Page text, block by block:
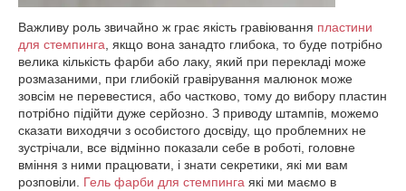
Важливу роль звичайно ж грає якість гравіювання пластини
для стемпинга, якщо вона занадто глибока, то буде потрібно
велика кількість фарби або лаку, який при перекладі може
розмазаними, при глибокій гравірування малюнок може
зовсім не перевестися, або частково, тому до вибору пластин
потрібно підійти дуже серйозно. З приводу штампів, можемо
сказати виходячи з особистого досвіду, що проблемних не
зустрічали, все відмінно показали себе в роботі, головне
вміння з ними працювати, і знати секретики, які ми вам
розповіли. Гель фарби для стемпинга які ми маємо в